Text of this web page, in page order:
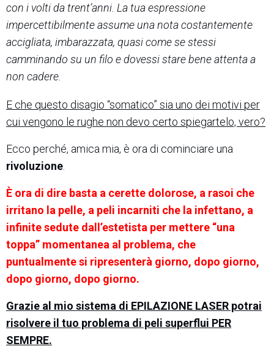
con i volti da trent’anni. La tua espressione
impercettibilmente assume una nota costantemente
accigliata, imbarazzata, quasi come se stessi
camminando su un filo e dovessi stare bene attenta a
non cadere.
E che questo disagio “somatico” sia uno dei motivi per
cui vengono le rughe non devo certo spiegartelo, vero?
Ecco perché, amica mia, è ora di cominciare una
rivoluzione
È ora di dire basta a cerette dolorose, a rasoi che
irritano la pelle, a peli incarniti che la infettano, a
infinite sedute dall’estetista per mettere “una
toppa” momentanea al problema, che
puntualmente si ripresenterà giorno, dopo giorno,
dopo giorno, dopo giorno.
Grazie al mio sistema di EPILAZIONE LASER potrai
risolvere il tuo problema di peli superflui PER
SEMPRE.